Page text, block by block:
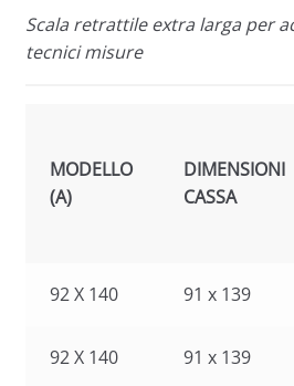
Scala retrattile extra larga per
tecnici misure
MODELLO
(A)
DIMENSIONI
CASSA
92 X 140 91 x 139
92 X 140 91 x 139